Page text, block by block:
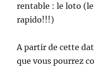
rentable : le loto
rapido!!!)
A partir de cette
que vous pourrez